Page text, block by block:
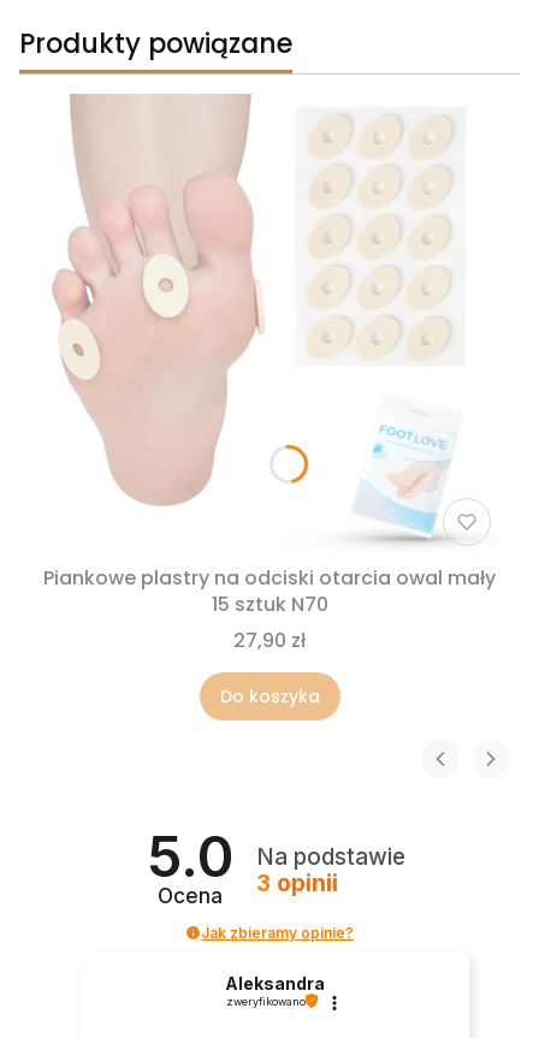
Produkty powiązane
Piankowe plastry na odciski otarcia owal mały
15 sztuk N70
27,90 zł
Do koszyka
5.0
Ocena
Na podstawie
3 opinii
Jak zbieramy opinie?
Aleksandra
zweryfikowano